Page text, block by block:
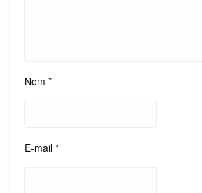
Nom *
E-mail *